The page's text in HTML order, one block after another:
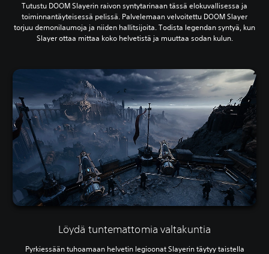
Tutustu DOOM Slayerin raivon syntytarinaan tässä elokuvallisessa ja
toiminnantäyteisessä pelissä. Palvelemaan velvoitettu DOOM Slayer
torjuu demonilaumoja ja niiden hallitsijoita. Todista legendan syntyä, kun
Slayer ottaa mittaa koko helvetistä ja muuttaa sodan kulun.
Löydä tuntemattomia valtakuntia
Pyrkiessään tuhoamaan helvetin legioonat Slayerin täytyy taistella